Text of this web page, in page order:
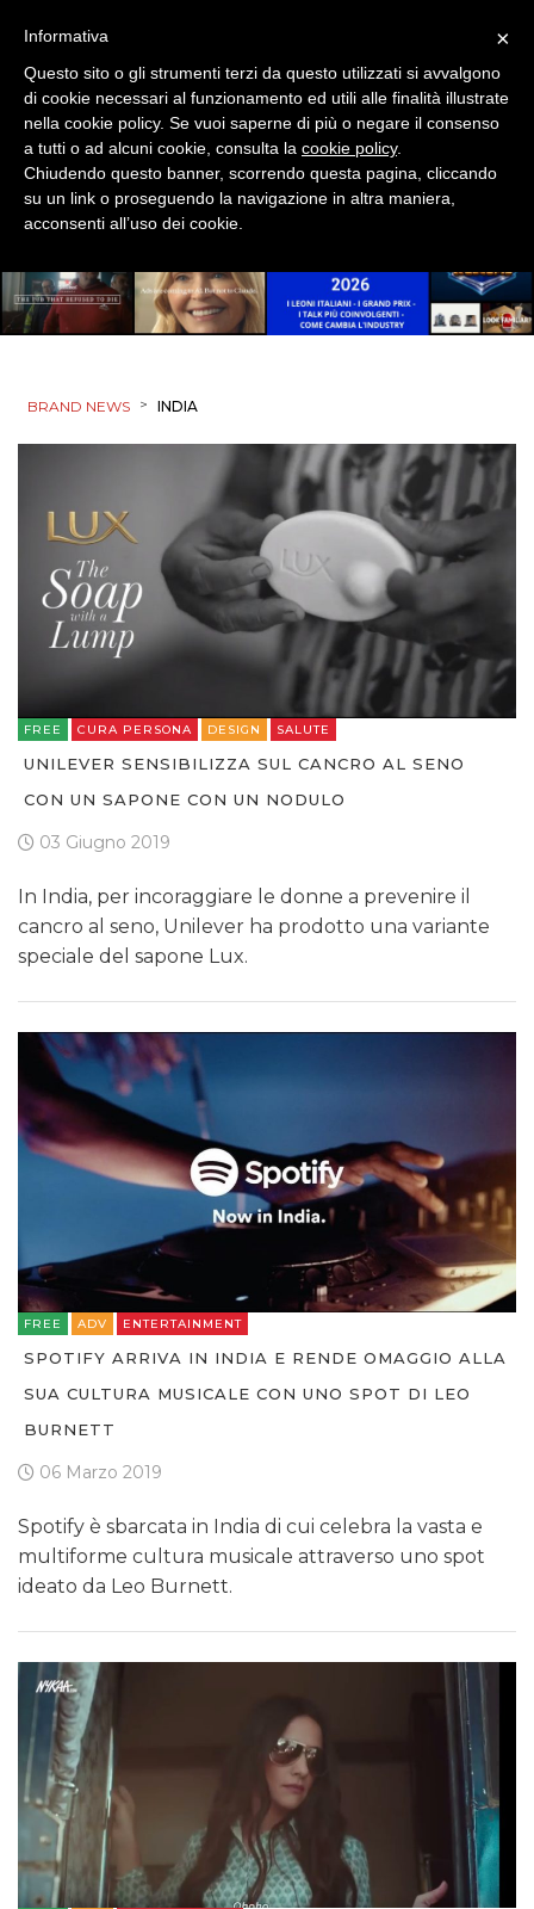
BRAND NEWS > INDIA
FREE CURA PERSONA DESIGN SALUTE
UNILEVER SENSIBILIZZA SUL CANCRO AL SENO
CON UN SAPONE CON UN NODULO
03 Giugno 2019
In India, per incoraggiare le donne a prevenire il
cancro al seno, Unilever ha prodotto una variante
speciale del sapone Lux.
FREE ADV ENTERTAINMENT
SPOTIFY ARRIVA IN INDIA E RENDE OMAGGIO ALLA
SUA CULTURA MUSICALE CON UNO SPOT DI LEO
BURNETT
06 Marzo 2019
Spotify è sbarcata in India di cui celebra la vasta e
multiforme cultura musicale attraverso uno spot
ideato da Leo Burnett.
×
Informativa
Questo sito o gli strumenti terzi da questo utilizzati si avvalgono
di cookie necessari al funzionamento ed utili alle finalità illustrate
nella cookie policy. Se vuoi saperne di più o negare il consenso
a tutti o ad alcuni cookie, consulta la cookie policy.
Chiudendo questo banner, scorrendo questa pagina, cliccando
su un link o proseguendo la navigazione in altra maniera,
acconsenti all’uso dei cookie.